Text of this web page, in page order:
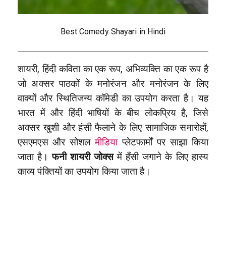
Best Comedy Shayari in Hindi
शायरी, हिंदी कविता का एक रूप, अभिव्यक्ति का एक रूप है
जो अक्सर पाठकों के मनोरंजन और मनोरंजन के लिए
वाक्यों और स्थितिजन्य कॉमेडी का उपयोग करता है। यह
भारत में और हिंदी भाषियों के बीच लोकप्रिय है, जिसे
अक्सर खुशी और हंसी फैलाने के लिए सामाजिक समारोहों,
एसएमएस और सोशलमीडियाप्लेटफार्मों पर साझा किया
जाता है।फनी शायरी जोक्समें हँसी जगाने के लिए हास्य
काव्य पंक्तियों का उपयोग किया जाता है।